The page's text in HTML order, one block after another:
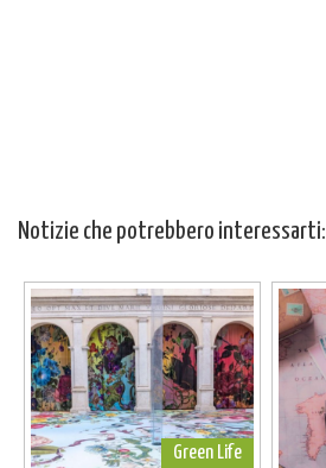
Notizie che potrebbero interessarti:
Green Life